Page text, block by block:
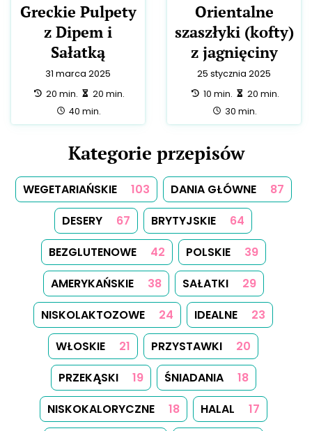
Greckie Pulpety
z Dipem i
Sałatką
31 marca 2025
przygotowanie:
20 min. zrobienie:
20 min.
całość:
40 min.
Orientalne
szaszłyki (kofty)
z jagnięciny
25 stycznia 2025
przygotowanie:
10 min. zrobienie:
20 min.
całość:
30 min.
Kategorie przepisów
WEGETARIAŃSKIE 103 DANIA GŁÓWNE
87
DESERY
67 BRYTYJSKIE
64
BEZGLUTENOWE
42 POLSKIE
39
AMERYKAŃSKIE
38 SAŁATKI
29
NISKOLAKTOZOWE
24 IDEALNE
23
WŁOSKIE
21 PRZYSTAWKI
20
PRZEKĄSKI
19 ŚNIADANIA
18
NISKOKALORYCZNE
18 HALAL
17